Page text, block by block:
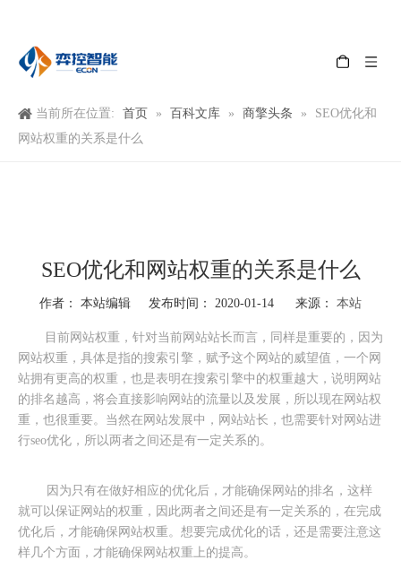
当前所在位置: 首页 » 百科文库 » 商擎头条 »
SEO优化和
网站权重的关系是什么
SEO优化和网站权重的关系是什么
作者： 本站编辑 发布时间： 2020-01-14 来源： 本站
["wechat","weibo","qzone","douban","email"]
目前网站权重，针对当前网站站长而言，同样是重要的，因为
网站权重，具体是指的搜索引擎，赋予这个网站的威望值，一个网
站拥有更高的权重，也是表明在搜索引擎中的权重越大，说明网站
的排名越高，将会直接影响网站的流量以及发展，所以现在网站权
重，也很重要。当然在网站发展中，网站站长，也需要针对网站进
行seo优化，所以两者之间还是有一定关系的。
因为只有在做好相应的优化后，才能确保网站的排名，这样
就可以保证网站的权重，因此两者之间还是有一定关系的，在完成
优化后，才能确保网站权重。想要完成优化的话，还是需要注意这
样几个方面，才能确保网站权重上的提高。